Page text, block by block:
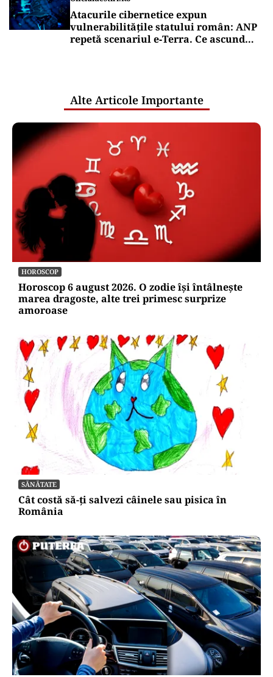
Atacurile cibernetice expun
vulnerabilitățile statului român: ANP
repetă scenariul e‑Terra. Ce ascund
Alte Articole Importante
HOROSCOP
Horoscop 6 august 2026. O zodie își întâlnește
marea dragoste, alte trei primesc surprize
amoroase
SĂNĂTATE
Cât costă să-ți salvezi câinele sau pisica în
România